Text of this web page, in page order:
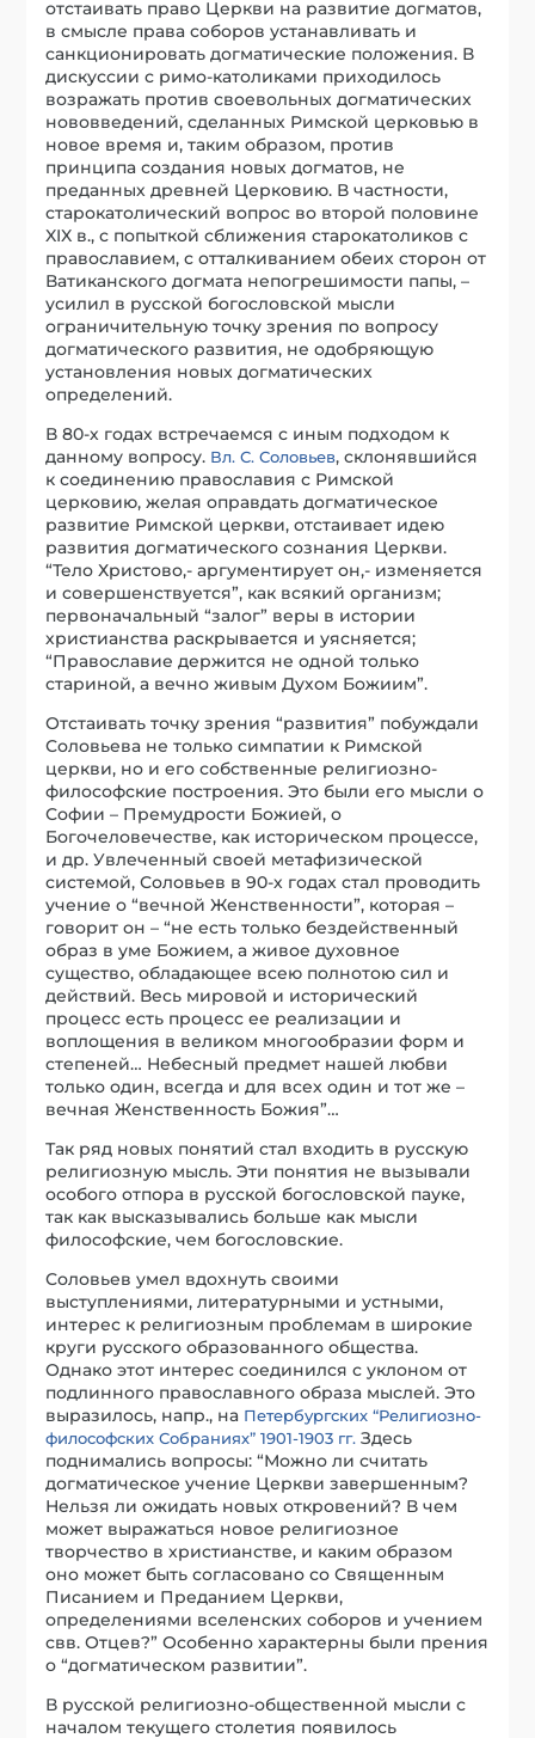
отстаивать право Церкви на развитие догматов,
в смысле права соборов устанавливать и
санкционировать догматические положения. В
дискуссии с римо-католиками приходилось
возражать против своевольных догматических
нововведений, сделанных Римской церковью в
новое время и, таким образом, против
принципа создания новых догматов, не
преданных древней Церковию. В частности,
старокатолический вопрос во второй половине
XIX в., с попыткой сближения старокатоликов с
православием, с отталкиванием обеих сторон от
Ватиканского догмата непогрешимости папы, –
усилил в русской богословской мысли
ограничительную точку зрения по вопросу
догматического развития, не одобряющую
установления новых догматических
определений.
В 80-х годах встречаемся с иным подходом к
данному вопросу. Вл. С. Соловьев, склонявшийся
к соединению православия с Римской
церковию, желая оправдать догматическое
развитие Римской церкви, отстаивает идею
развития догматического сознания Церкви.
“Тело Христово,- аргументирует он,- изменяется
и совершенствуется”, как всякий организм;
первоначальный “залог” веры в истории
христианства раскрывается и уясняется;
“Православие держится не одной только
стариной, а вечно живым Духом Божиим”.
Отстаивать точку зрения “развития” побуждали
Соловьева не только симпатии к Римской
церкви, но и его собственные религиозно-
философские построения. Это были его мысли о
Софии – Премудрости Божией, о
Богочеловечестве, как историческом процессе,
и др. Увлеченный своей метафизической
системой, Соловьев в 90-х годах стал проводить
учение о “вечной Женственности”, которая –
говорит он – “не есть только бездейственный
образ в уме Божием, а живое духовное
существо, обладающее всею полнотою сил и
действий. Весь мировой и исторический
процесс есть процесс ее реализации и
воплощения в великом многообразии форм и
степеней… Небесный предмет нашей любви
только один, всегда и для всех один и тот же –
вечная Женственность Божия”…
Так ряд новых понятий стал входить в русскую
религиозную мысль. Эти понятия не вызывали
особого отпора в русской богословской пауке,
так как высказывались больше как мысли
философские, чем богословские.
Соловьев умел вдохнуть своими
выступлениями, литературными и устными,
интерес к религиозным проблемам в широкие
круги русского образованного общества.
Однако этот интерес соединился с уклоном от
подлинного православного образа мыслей. Это
выразилось, напр., на Петербургских “Религиозно-
философских Собраниях” 1901-1903 гг. Здесь
поднимались вопросы: “Можно ли считать
догматическое учение Церкви завершенным?
Нельзя ли ожидать новых откровений? В чем
может выражаться новое религиозное
творчество в христианстве, и каким образом
оно может быть согласовано со Священным
Писанием и Преданием Церкви,
определениями вселенских соборов и учением
свв. Отцев?” Особенно характерны были прения
о “догматическом развитии”.
В русской религиозно-общественной мысли с
началом текущего столетия появилось